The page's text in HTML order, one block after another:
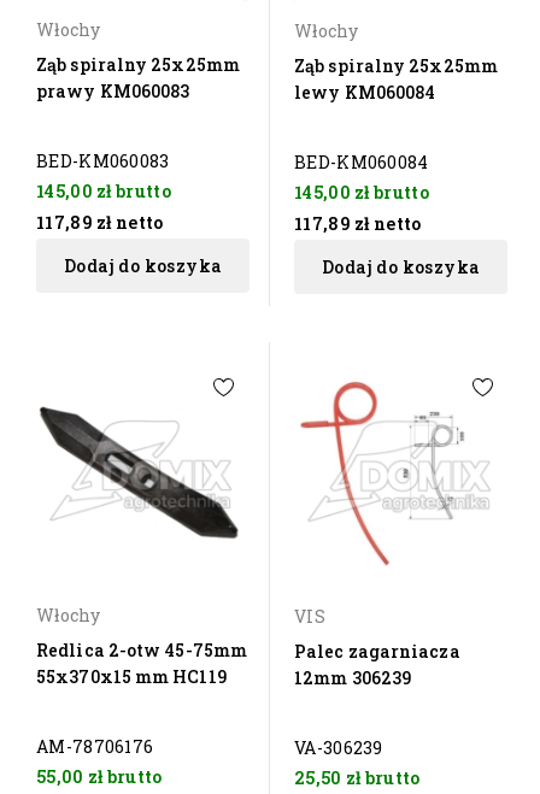
Włochy
Ząb spiralny 25x25mm
prawy KM060083
BED-KM060083
145,00 złbrutto
117,89 zł netto
Dodaj do koszyka
Włochy
Ząb spiralny 25x25mm
lewy KM060084
BED-KM060084
145,00 złbrutto
117,89 zł netto
Dodaj do koszyka
Włochy
Redlica 2-otw 45-75mm
55x370x15 mm HC119
AM-78706176
55,00 złbrutto
VIS
Palec zagarniacza
12mm 306239
VA-306239
25,50 złbrutto